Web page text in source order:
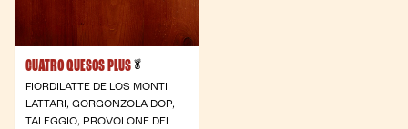
CUATRO QUESOS PLUS 🥬
FIORDILATTE DE LOS MONTI
LATTARI, GORGONZOLA DOP,
TALEGGIO, PROVOLONE DEL